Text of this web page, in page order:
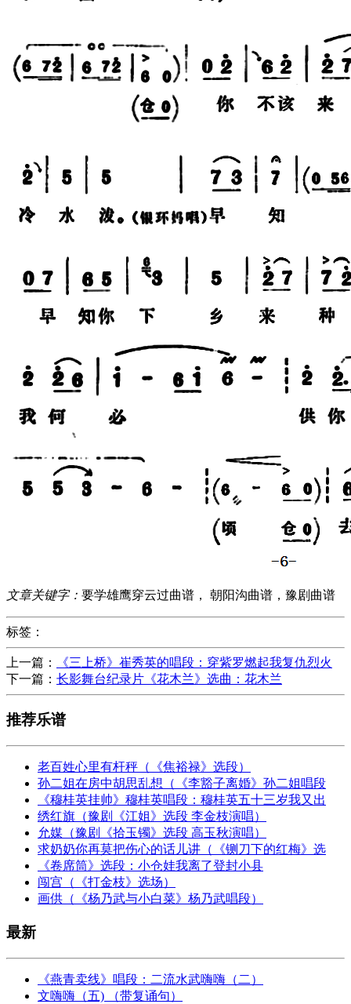
文章关键字： 要学雄鹰穿云过曲谱， 朝阳沟曲谱，豫剧曲谱
标签：
上一篇：
《三上桥》崔秀英的唱段：穿紫罗燃起我复仇烈火
下一篇： 长影舞台纪录片《花木兰》选曲：花木兰
推荐乐谱
老百姓心里有杆秤（《焦裕禄》选段）
孙二姐在房中胡思乱想（《李豁子离婚》孙二姐唱段
《穆桂英挂帅》穆桂英唱段：穆桂英五十三岁我又出
绣红旗（豫剧《江姐》选段 李金枝演唱）
允媒（豫剧《拾玉镯》选段 高玉秋演唱）
求奶奶你再莫把伤心的话儿讲（《铡刀下的红梅》选
《卷席筒》选段：小仓娃我离了登封小县
闯宫（《打金枝》选场）
画供（《杨乃武与小白菜》杨乃武唱段）
最新
《燕青卖线》唱段：二流水武嗨嗨（二）
文嗨嗨（五) （带复诵句）